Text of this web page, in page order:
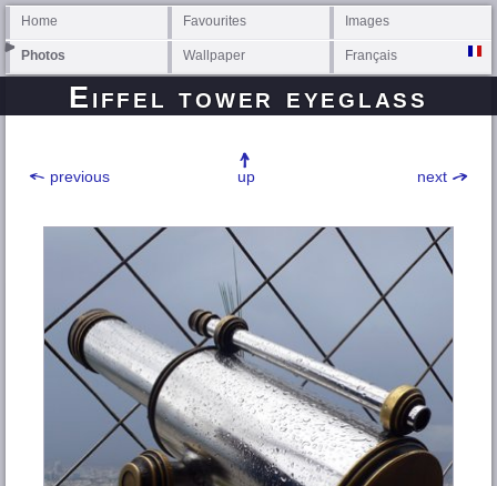
Home Favourites Images
Photos Wallpaper Français
Eiffel tower eyeglass
previous next
up